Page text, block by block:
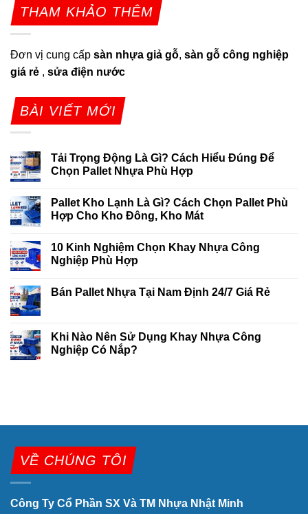
THAM KHẢO THÊM
Đơn vị cung cấp sàn nhựa giả gỗ, sàn gỗ công nghiệp
giá rẻ , sửa điện nước
BÀI VIẾT MỚI
Tải Trọng Động Là Gì? Cách Hiểu Đúng Để
Chọn Pallet Nhựa Phù Hợp
Pallet Kho Lạnh Là Gì? Cách Chọn Pallet Phù
Hợp Cho Kho Đông, Kho Mát
10 Kinh Nghiệm Chọn Khay Nhựa Công
Nghiệp Phù Hợp
Bán Pallet Nhựa Tại Nam Định 24/7 Giá Rẻ
Khi Nào Nên Sử Dụng Khay Nhựa Công
Nghiệp Có Nắp?
VỀ CHÚNG TÔI
Công Ty Cổ Phần SX Và TM Nhựa Nhật Minh